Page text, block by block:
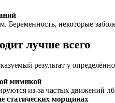
Беременность, некоторые
лучше всего
результат у
мимикой
из-за частых движений
статических морщинах